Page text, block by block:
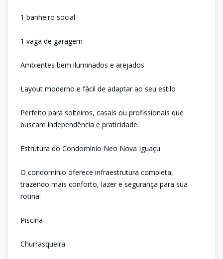
1 banheiro social
1 vaga de garagem
Ambientes bem iluminados e arejados
Layout moderno e fácil de adaptar ao seu estilo
Perfeito para solteiros, casais ou profissionais que
buscam independência e praticidade.
Estrutura do Condomínio Neo Nova Iguaçu
O condomínio oferece infraestrutura completa,
trazendo mais conforto, lazer e segurança para sua
rotina:
Piscina
Churrasqueira